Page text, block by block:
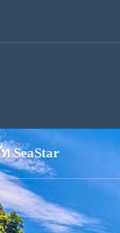
SeaStar